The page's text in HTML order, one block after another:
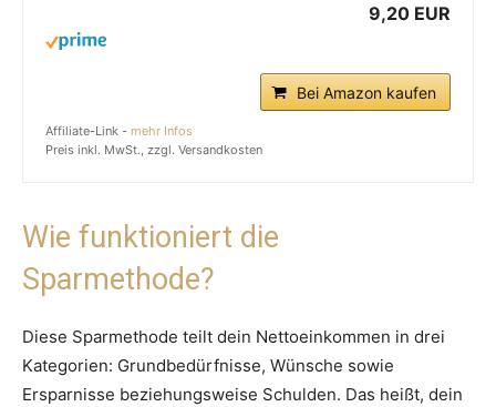
9,20 EUR
Bei Amazon kaufen
Affiliate-Link - mehr Infos
Preis inkl. MwSt., zzgl. Versandkosten
Wie funktioniert die
Sparmethode?
Diese Sparmethode teilt dein Nettoeinkommen in drei
Kategorien: Grundbedürfnisse, Wünsche sowie
Ersparnisse beziehungsweise Schulden. Das heißt, dein